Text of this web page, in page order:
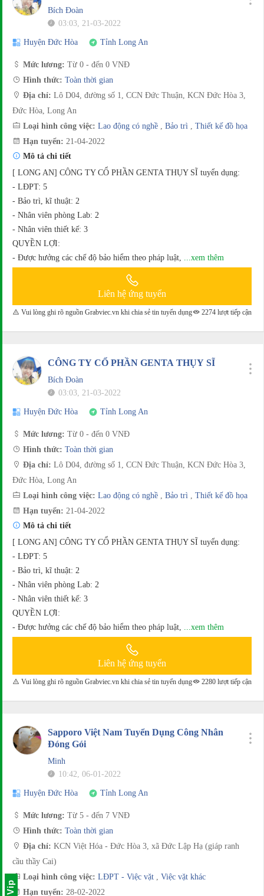
Bích Đoàn
03:03, 21-03-2022
Huyện Đức Hòa Tỉnh Long An
Mức lương: Từ 0 - đến 0 VNĐ
Hình thức: Toàn thời gian
Địa chỉ: Lô D04, đường số 1, CCN Đức Thuận, KCN Đức Hòa 3,
Đức Hòa, Long An
Loại hình công việc: Lao động có nghề Bảo trì
Thiết kế đồ họa
Hạn tuyển: 21-04-2022
Mô tả chi tiết
[ LONG AN] CÔNG TY CỔ PHẦN GENTA THỤY SĨ tuyển dụng:
- LĐPT: 5
- Bảo trì, kĩ thuật: 2
- Nhân viên phòng Lab: 2
- Nhân viên thiết kế: 3
QUYỀN LỢI:
- Được hưởng các chế độ bảo hiểm theo pháp luật,
...xem thêm
Liên hệ ứng tuyển
Vui lòng ghi rõ nguồn Grabviec.vn khi chia sẻ tin tuyển dụng 2274 lượt tiếp cận
CÔNG TY CỔ PHẦN GENTA THỤY SĨ
Bích Đoàn
03:03, 21-03-2022
Huyện Đức Hòa Tỉnh Long An
Mức lương: Từ 0 - đến 0 VNĐ
Hình thức: Toàn thời gian
Địa chỉ: Lô D04, đường số 1, CCN Đức Thuận, KCN Đức Hòa 3,
Đức Hòa, Long An
Loại hình công việc: Lao động có nghề Bảo trì
Thiết kế đồ họa
Hạn tuyển: 21-04-2022
Mô tả chi tiết
[ LONG AN] CÔNG TY CỔ PHẦN GENTA THỤY SĨ tuyển dụng:
- LĐPT: 5
- Bảo trì, kĩ thuật: 2
- Nhân viên phòng Lab: 2
- Nhân viên thiết kế: 3
QUYỀN LỢI:
- Được hưởng các chế độ bảo hiểm theo pháp luật,
...xem thêm
Liên hệ ứng tuyển
Vui lòng ghi rõ nguồn Grabviec.vn khi chia sẻ tin tuyển dụng 2280 lượt tiếp cận
Sapporo Việt Nam Tuyển Dụng Công Nhân
Đóng Gói
Minh
10:42, 06-01-2022
Huyện Đức Hòa Tỉnh Long An
Mức lương: Từ 5 - đến 7 VNĐ
Hình thức: Toàn thời gian
Địa chỉ: KCN Việt Hóa - Đức Hòa 3, xã Đức Lập Hạ (giáp ranh
cầu thầy Cai)
Loại hình công việc: LĐPT - Việc vặt
Việc vặt khác
Hạn tuyển: 28-02-2022